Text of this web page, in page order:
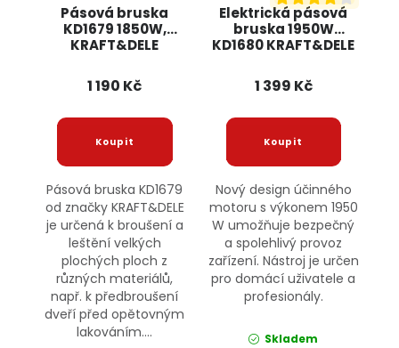
Pásová bruska
KD1679 1850W,
KRAFT&DELE
1 190 Kč
Pásová bruska KD1679
od značky KRAFT&DELE
je určená k broušení a
leštění velkých
plochých ploch z
různých materiálů,
např. k předbroušení
dveří před opětovným
lakováním....
Elektrická pásová
bruska 1950W
KD1680 KRAFT&DELE
1 399 Kč
Nový design účinného
motoru s výkonem 1950
W umožňuje bezpečný
a spolehlivý provoz
zařízení. Nástroj je určen
pro domácí uživatele a
profesionály.
Skladem